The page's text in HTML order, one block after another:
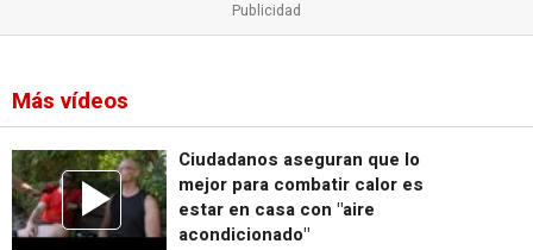
Más vídeos
Ciudadanos aseguran que lo
mejor para combatir calor es
estar en casa con "aire
acondicionado"